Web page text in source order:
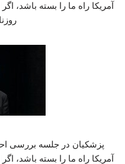
آمریکا راه ما را بسته باشد،
پزشکیان در جلسه بررسی
آمریکا راه ما را بسته باشد،